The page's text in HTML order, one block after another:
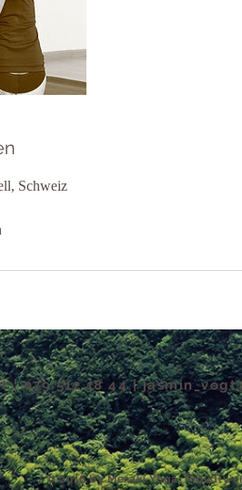
Schweiz
¦ 079 512 18 44 ¦
​© 2016 by Meraki Yoga. Proudly